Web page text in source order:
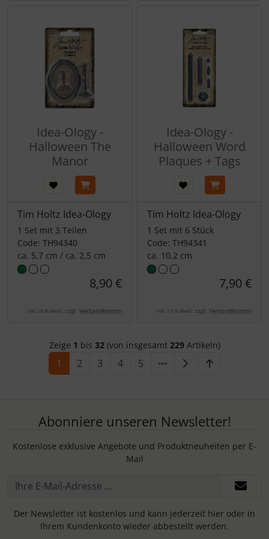
Idea-Ology -
Halloween The
Manor
Tim Holtz Idea-Ology
1 Set mit 3 Teilen
Code: TH94340
ca. 5,7 cm / ca. 2,5 cm
8,90 €
inkl. 19 % MwSt. zzgl. Versandkosten
Idea-Ology -
Halloween Word
Plaques + Tags
Tim Holtz Idea-Ology
1 Set mit 6 Stück
Code: TH94341
ca. 10,2 cm
7,90 €
inkl. 19 % MwSt. zzgl. Versandkosten
Zeige 1 bis 32(von insgesamt 229Artikeln)
1 2 3 4 5
Abonniere unseren Newsletter!
Kostenlose exklusive Angebote und Produktneuheiten per E-
Mail
Der Newsletter ist kostenlos und kann jederzeit hier oder in
Ihrem Kundenkonto wieder abbestellt werden.